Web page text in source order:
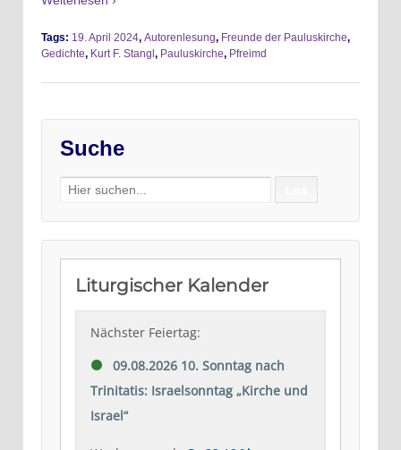
Tags: 19. April 2024, Autorenlesung, Freunde der Pauluskirche,
Gedichte, Kurt F. Stangl , Pauluskirche, Pfreimd
Suche
Search